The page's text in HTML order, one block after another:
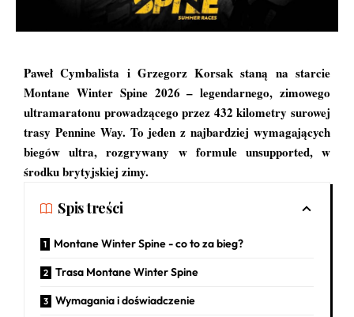
Paweł Cymbalista i Grzegorz Korsak staną na starcie
Montane Winter Spine 2026 – legendarnego, zimowego
ultramaratonu prowadzącego przez 432 kilometry surowej
trasy Pennine Way. To jeden z najbardziej wymagających
biegów ultra, rozgrywany w formule unsupported, w
środku brytyjskiej zimy.
Spis treści
Montane Winter Spine - co to za bieg?
Trasa Montane Winter Spine
Wymagania i doświadczenie